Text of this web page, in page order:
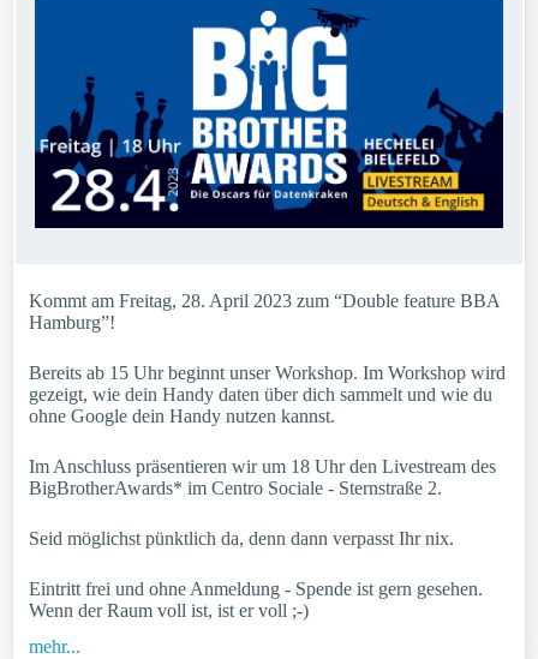
Kommt am Freitag, 28. April 2023 zum “Double feature BBA
Hamburg”!
Bereits ab 15 Uhr beginnt unser Workshop. Im Workshop wird
gezeigt, wie dein Handy daten über dich sammelt und wie du
ohne Google dein Handy nutzen kannst.
Im Anschluss präsentieren wir um 18 Uhr den Livestream des
BigBrotherAwards* im Centro Sociale - Sternstraße 2.
Seid möglichst pünktlich da, denn dann verpasst Ihr nix.
Eintritt frei und ohne Anmeldung - Spende ist gern gesehen.
Wenn der Raum voll ist, ist er voll ;-)
mehr...